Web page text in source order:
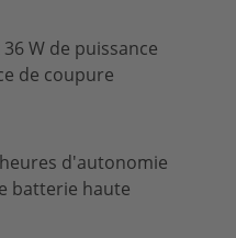
W de puissance
de coupure
d'autonomie
batterie haute